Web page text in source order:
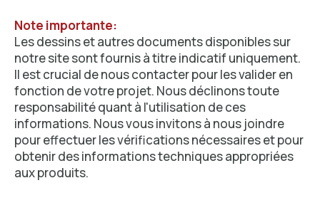
Note importante:
Les dessins et autres documents disponibles sur
notre site sont fournis à titre indicatif uniquement.
Il est crucial de nous contacter pour les valider en
fonction de votre projet. Nous déclinons toute
responsabilité quant à l'utilisation de ces
informations. Nous vous invitons à nous joindre
pour effectuer les vérifications nécessaires et pour
obtenir des informations techniques appropriées
aux produits.